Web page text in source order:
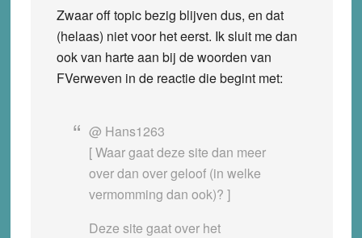
Zwaar off topic bezig blijven dus, en dat
(helaas) niet voor het eerst. Ik sluit me dan
ook van harte aan bij de woorden van
FVerweven in de reactie die begint met:
@ Hans1263
[ Waar gaat deze site dan meer
over dan over geloof (in welke
vermomming dan ook)? ]
Deze site gaat over het